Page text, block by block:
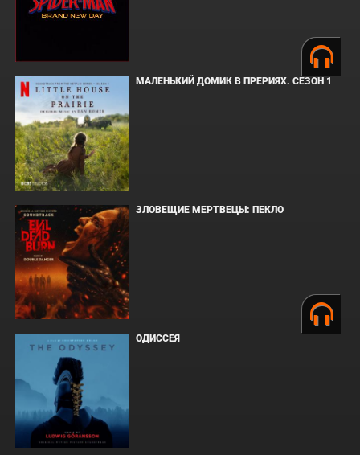
МАЛЕНЬКИЙ ДОМИК В ПРЕРИЯХ. СЕЗОН 1
ЗЛОВЕЩИЕ МЕРТВЕЦЫ: ПЕКЛО
ОДИССЕЯ